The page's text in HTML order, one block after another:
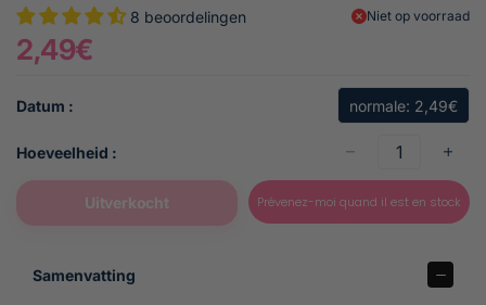
B
a
i
p
i
2,49€
8 beoordelingen Niet op voorraad
Datum :
n
m
a
l
normale: 2,49€
Hoeveelheid :
Uitverkocht Prévenez-moi quand il est en stock
Samenvatting